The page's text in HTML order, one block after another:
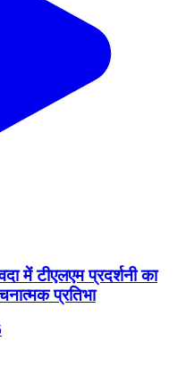
में टीएलएम प्रदर्शनी का
प्रतिभा